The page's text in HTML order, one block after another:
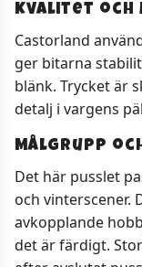
Kvalitet och
Castorland
ger bitarna
blänk. Trycket är
detalj i vargens
Målgrupp
Det här pusslet
och vinterscener.
avkopplande
det är färdigt.